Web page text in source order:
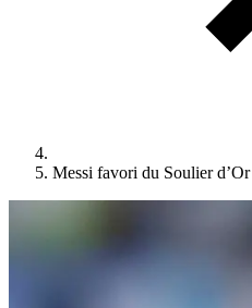
Messi favori du Soulier